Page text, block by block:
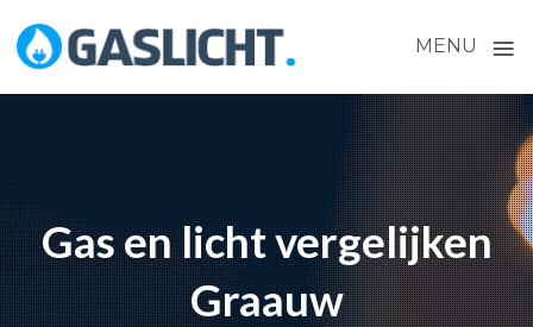
MENU ≡
Skip
to
content
Gas en licht vergelijken
Graauw